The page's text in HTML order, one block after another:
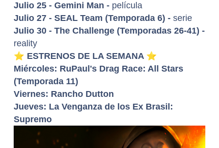
Julio 25 - Gemini Man - película
Julio 27 - SEAL Team (Temporada 6) - serie
Julio 30 - The Challenge (Temporadas 26-41) -
reality
⭐ ESTRENOS DE LA SEMANA ⭐
Miércoles: RuPaul's Drag Race: All Stars
(Temporada 11)
Viernes: Rancho Dutton
Jueves: La Venganza de los Ex Brasil:
Supremo